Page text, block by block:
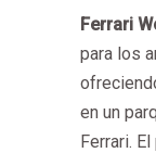
Ferrari
para los
en un
Ferrari.